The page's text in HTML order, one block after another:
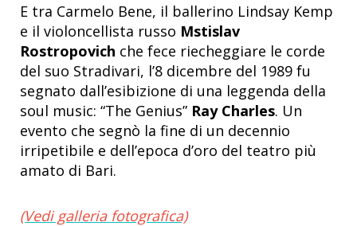
E tra Carmelo Bene, il ballerino Lindsay Kemp
e il violoncellista russo Mstislav
Rostropovich che fece riecheggiare le corde
del suo Stradivari, l’8 dicembre del 1989 fu
segnato dall’esibizione di una leggenda della
soul music: “The Genius” Ray Charles. Un
evento che segnò la fine di un decennio
irripetibile e dell’epoca d’oro del teatro più
amato di Bari.
(Vedi galleria fotografica)